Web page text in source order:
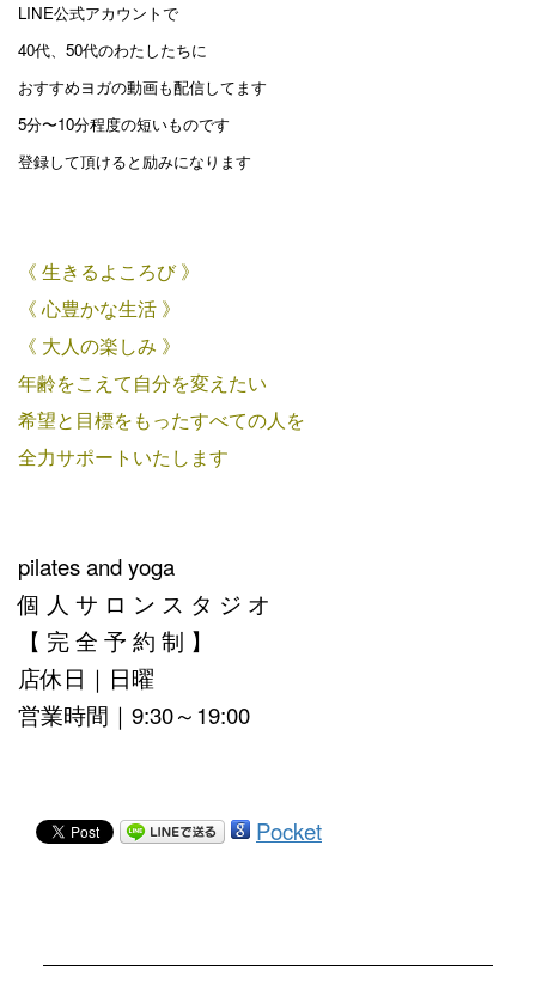
LINE公式アカウントで
40代、50代のわたしたちに
おすすめヨガの動画も配信してます
5分〜10分程度の短いものです
登録して頂けると励みになります
《 生きるよころび 》
《 心豊かな生活 》
《 大人の楽しみ 》
年齢をこえて自分を変えたい
希望と目標をもったすべての人を
全力サポートいたします
pilates and yoga
個 人 サ ロ ン ス タ ジ オ
【 完 全 予 約 制 】
店休日｜日曜
営業時間｜9:30～19:00
Pocket